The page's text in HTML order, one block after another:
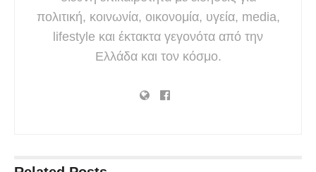
πολιτική, κοινωνία, οικονομία, υγεία, media,
lifestyle και έκτακτα γεγονότα από την
Ελλάδα και τον κόσμο.